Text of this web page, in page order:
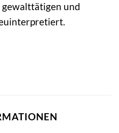
gewalttätigen und